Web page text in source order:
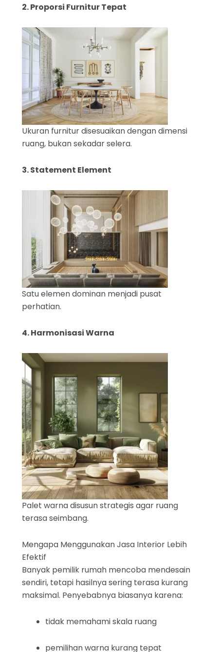
2. Proporsi Furnitur Tepat
Ukuran furnitur disesuaikan dengan dimensi
ruang, bukan sekadar selera.
3. Statement Element
Satu elemen dominan menjadi pusat
perhatian.
4. Harmonisasi Warna
Palet warna disusun strategis agar ruang
terasa seimbang.
Mengapa Menggunakan Jasa Interior Lebih
Efektif
Banyak pemilik rumah mencoba mendesain
sendiri, tetapi hasilnya sering terasa kurang
maksimal. Penyebabnya biasanya karena:
tidak memahami skala ruang
pemilihan warna kurang tepat